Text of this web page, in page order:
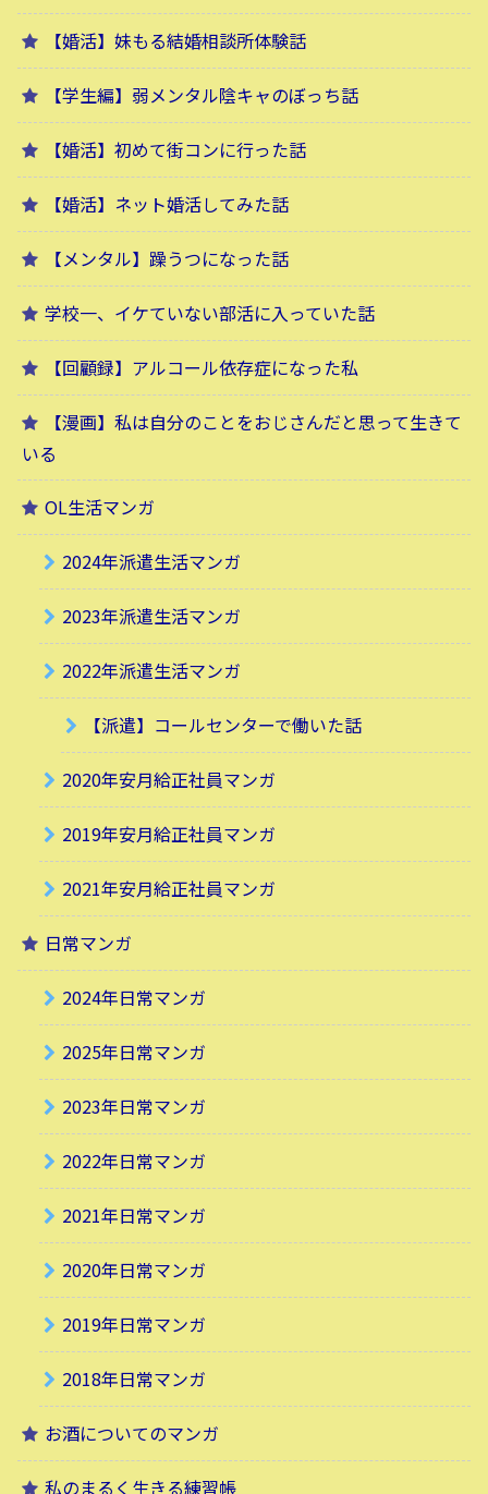
【婚活】妹もる結婚相談所体験話
【学生編】弱メンタル陰キャのぼっち話
【婚活】初めて街コンに行った話
【婚活】ネット婚活してみた話
【メンタル】躁うつになった話
学校一、イケていない部活に入っていた話
【回顧録】アルコール依存症になった私
【漫画】私は自分のことをおじさんだと思って生きて
いる
OL生活マンガ
2024年派遣生活マンガ
2023年派遣生活マンガ
2022年派遣生活マンガ
【派遣】コールセンターで働いた話
2020年安月給正社員マンガ
2019年安月給正社員マンガ
2021年安月給正社員マンガ
日常マンガ
2024年日常マンガ
2025年日常マンガ
2023年日常マンガ
2022年日常マンガ
2021年日常マンガ
2020年日常マンガ
2019年日常マンガ
2018年日常マンガ
お酒についてのマンガ
私のまるく生きる練習帳